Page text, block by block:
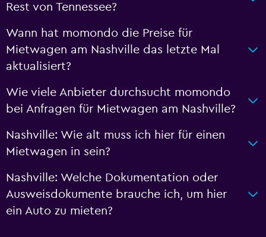
Rest von Tennessee?
Wann hat momondo die Preise für
Mietwagen am Nashville das letzte Mal
aktualisiert?
Wie viele Anbieter durchsucht momondo
bei Anfragen für Mietwagen am Nashville?
Nashville: Wie alt muss ich hier für einen
Mietwagen in sein?
Nashville: Welche Dokumentation oder
Ausweisdokumente brauche ich, um hier
ein Auto zu mieten?